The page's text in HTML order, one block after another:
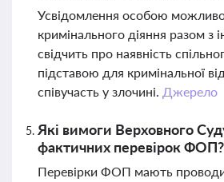
Усвідомлення особою
кримінального діяння разом
свідчить про наявність
підставою для кримінальної
співучасть у злочині. Джерело
Які вимоги Верховного
фактичних перевірок ФОП?
Перевірки ФОП мають